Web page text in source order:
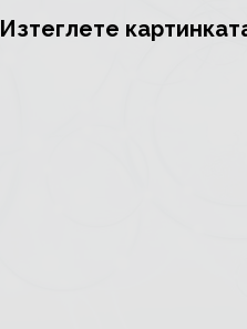
Изтеглете